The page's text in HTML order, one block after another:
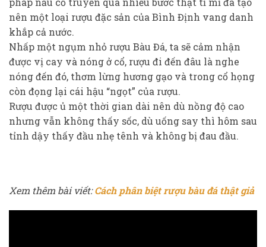
nên một loại rượu đặc sản của Bình Định vang danh
khắp cả nước.
Nhấp một ngụm nhỏ rượu Bàu Đá, ta sẽ cảm nhận
được vị cay và nóng ở cổ, rượu đi đến đâu là nghe
nóng đến đó, thơm lừng hương gạo và trong cổ họng
còn đọng lại cái hậu “ngọt” của rượu.
Rượu được ủ một thời gian dài nên dù nồng độ cao
nhưng vẫn không thấy sốc, dù uống say thì hôm sau
tỉnh dậy thấy đầu nhẹ tênh và không bị đau đầu.
Xem thêm bài viết:Cách phân biệt rượu bàu đá thật giả